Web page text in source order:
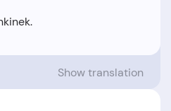
Show translation